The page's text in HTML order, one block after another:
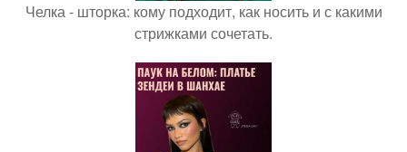
Челка - шторка: кому подходит, как носить и с какими
стрижками сочетать.